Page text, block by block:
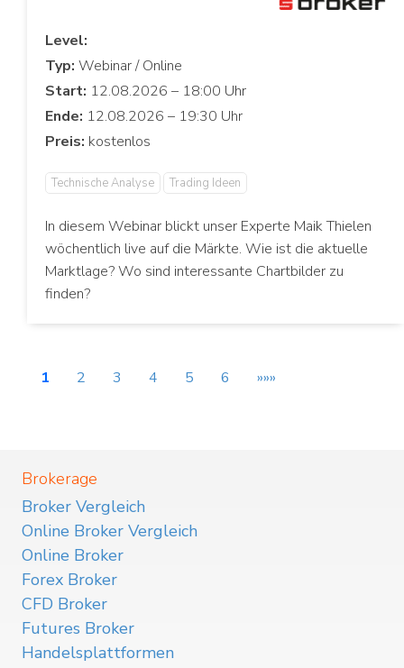
Level:
Typ:
Start:
Ende:
Preis:
Technische Analyse Trading Ideen
In diesem Webinar blickt unser Experte Maik Thielen
wöchentlich live auf die Märkte. Wie ist die aktuelle
Marktlage? Wo sind interessante Chartbilder zu
finden?
1 2 3 4 5 6 »»»
Brokerage
Broker Vergleich
Online Broker Vergleich
Online Broker
Forex Broker
CFD Broker
Futures Broker
Handelsplattformen